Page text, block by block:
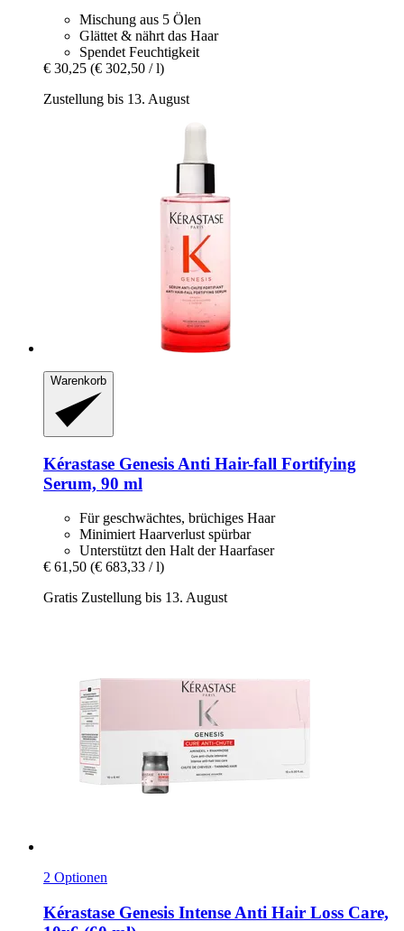
Mischung aus 5 Ölen
Glättet & nährt das Haar
Spendet Feuchtigkeit
€ 30,25 (€ 302,50 / l)
Zustellung bis 13. August
Warenkorb
Kérastase Genesis Anti Hair-​fall Fortifying
Serum, 90 ml
Für geschwächtes, brüchiges Haar
Minimiert Haarverlust spürbar
Unterstützt den Halt der Haarfaser
€ 61,50 (€ 683,33 / l)
Gratis Zustellung bis 13. August
2 Optionen
Kérastase Genesis Intense Anti Hair Loss Care,